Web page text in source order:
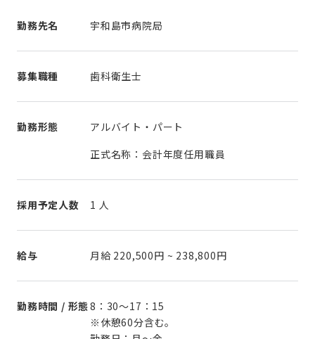
勤務先名 宇和島市病院局
募集職種 歯科衛生士
勤務形態
アルバイト・パート
正式名称：会計年度任用職員
採用予定人数 1 人
給与 月給 220,500円 ~ 238,800円
勤務時間 / 形態8：30～17：15
※休憩60分含む。